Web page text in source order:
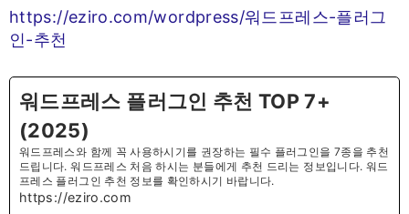
https://eziro.com/wordpress/워드프레스-플러그
인-추천
워드프레스 플러그인 추천 TOP 7+
(2025)
워드프레스와 함께 꼭 사용하시기를 권장하는 필수 플러그인을 7종을 추천
드립니다. 워드프레스 처음 하시는 분들에게 추천 드리는 정보입니다. 워드
프레스 플러그인 추천 정보를 확인하시기 바랍니다.
https://eziro.com